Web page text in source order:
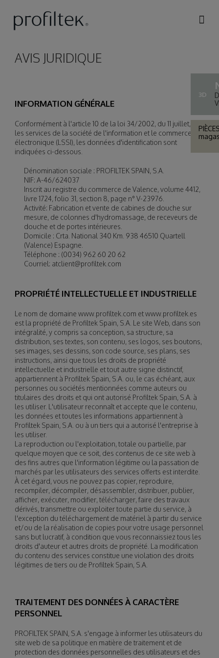
main
content
3D
AVIS JURIDIQUE
INFORMATION GÉNÉRALE
Conformément à l'article 10 de la loi 34/2002, du 11 juillet, sur
les services de la société de l'information et le commerce
électronique (LSSI), les données d'identification sont
indiquées ci-dessous.
Dénomination sociale : PROFILTEK SPAIN, S.A.
NIF: A-46/624037
Inscrit au registre du commerce de Valence, volume 4412,
livre 1724, folio 31, section 8, page n° V-23976.
Activité: Fabrication et vente de cabines de douche sur
mesure, de colonnes d'hydromassage, de receveurs de
douche et de portes intérieures.
Domicile : Crta. National 340 Km. 938 46510 Quartell
(Valence) Espagne.
Téléphone : (0034) 962 60 20 62
Courriel: atclient@profiltek.com
PROPRIÉTÉ INTELLECTUELLE ET INDUSTRIELLE
Le nom de domaine www.profiltek.com et www.profiltek.es
est la propriété de Profiltek Spain, S.A. Le site Web, dans son
intégralité, y compris sa conception, sa structure, sa
distribution, ses textes, son contenu, ses logos, ses boutons,
ses images, ses dessins, son code source, ses plans, ses
instructions, ainsi que tous les droits de propriété
intellectuelle et industrielle et tout autre signe distinctif,
appartiennent à Profiltek Spain, S.A. ou, le cas échéant, aux
personnes ou sociétés mentionnées comme auteurs ou
titulaires des droits et qui ont autorisé Profiltek Spain, S.A. à
les utiliser. L'utilisateur reconnaît et accepte que le contenu,
les données et toutes les informations appartiennent à
Profiltek Spain, S.A. ou à un tiers qui a autorisé l'entreprise à
les utiliser.
La reproduction ou l'exploitation, totale ou partielle, par
quelque moyen que ce soit, des contenus de ce site web à
des fins autres que l'information légitime ou la passation de
marchés par les utilisateurs des services offerts est interdite.
À cet égard, vous ne pouvez pas copier, reproduire,
recompiler, décompiler, désassembler, distribuer, publier,
afficher, exécuter, modifier, télécharger, faire des travaux
dérivés, transmettre ou exploiter toute partie du service, à
l'exception du téléchargement de matériel à partir du service
et/ou de la réalisation de copies pour votre usage personnel
sans but lucratif, à condition que vous reconnaissiez tous les
droits d'auteur et autres droits de propriété. La modification
du contenu des services constitue une violation des droits
légitimes de tiers ou de Profiltek Spain, S.A.
TRAITEMENT DES DONNÉES À CARACTÈRE
PERSONNEL
PROFILTEK SPAIN, S.A. s'engage à informer les utilisateurs du
site web de sa politique en matière de traitement et de
protection des données personnelles des utilisateurs et des